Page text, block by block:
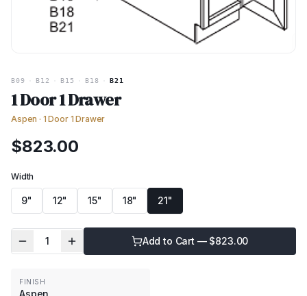
B09 B12 B15 B18 B21
1 Door 1 Drawer
Aspen · 1 Door 1 Drawer
$823.00
Width
9" 12" 15" 18" 21"
1 Add to Cart — $823.00
FINISH